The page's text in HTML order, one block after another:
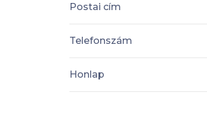
Postai cím
Telefonszám
Honlap